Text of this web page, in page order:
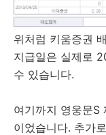
위처럼 키움증권
지급일은 실제로
수 있습니다.
여기까지 영웅문S
이었습니다. 추가